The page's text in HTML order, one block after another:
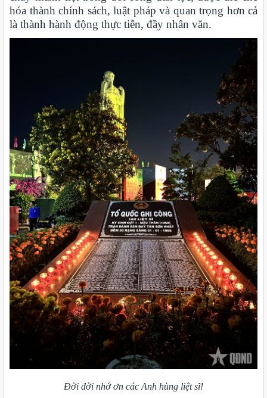
hóa thành chính sách, luật pháp và quan trọng hơn cả
là thành hành động thực tiễn, đầy nhân văn.
Đời đời nhớ ơn các Anh hùng liệt sĩ!